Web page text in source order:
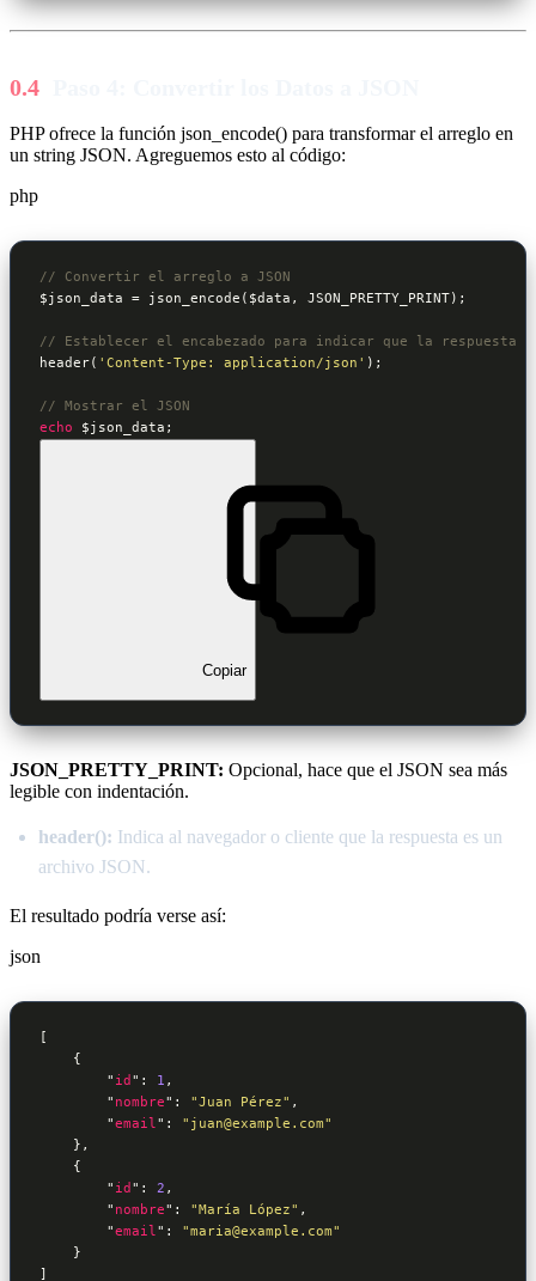
PHP ofrece la función json_encode() para transformar el arreglo en
un string JSON. Agreguemos esto al código:
php
// Convertir el arreglo a JSON
$json_data = json_encode( $data , JSON_PRETTY_PRINT);
// Establecer el encabezado para indicar que la respuesta es
header( 'Content-Type: application/json' );
// Mostrar el JSON
echo
$json_data ;
Copiar
JSON_PRETTY_PRINT: Opcional, hace que el JSON sea más
legible con indentación.
header(): Indica al navegador o cliente que la respuesta es un
archivo JSON.
El resultado podría verse así:
json
[
    {
        "
id ": 1 ,
        "
nombre": "Juan Pérez" ,
        "
email": "juan@example.com"
},
    {
        "
id ": 2 ,
        "
nombre": "María López" ,
        "
email": "maria@example.com"
}
]